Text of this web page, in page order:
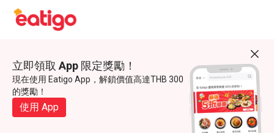
立即領取 App 限定獎勵！
現在使用 Eatigo App，解鎖價值高達THB 300
的獎勵！
使用 App